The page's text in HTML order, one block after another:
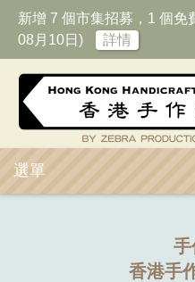
新增 7 個市集招募，1 個免
08月10日)
詳情
選單
手
香港手